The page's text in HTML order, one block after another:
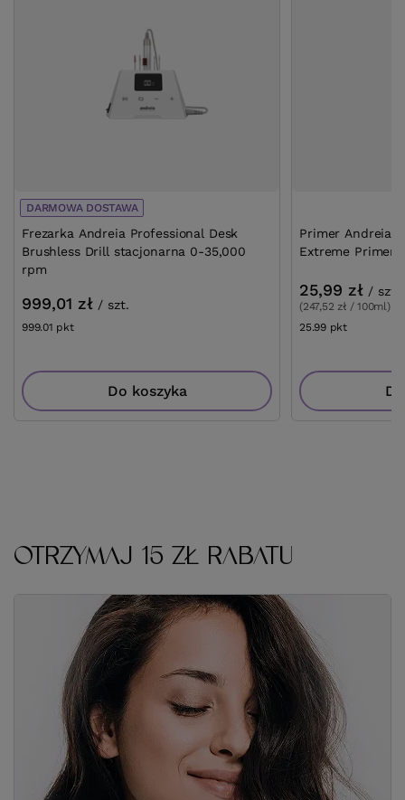
DARMOWA DOSTAWA
Frezarka Andreia Professional Desk
Brushless Drill stacjonarna 0-35,000
rpm
999,01 zł / szt.
999.01 pktpunktów
Do koszyka
Primer Andreia
Extreme Primer
25,99 zł / szt.
(247,52 zł / 100ml)
25.99 pktpunktów
OTRZYMAJ 15 ZŁ RABATU